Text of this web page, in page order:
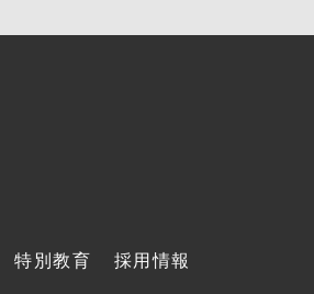
特別教育 採用情報